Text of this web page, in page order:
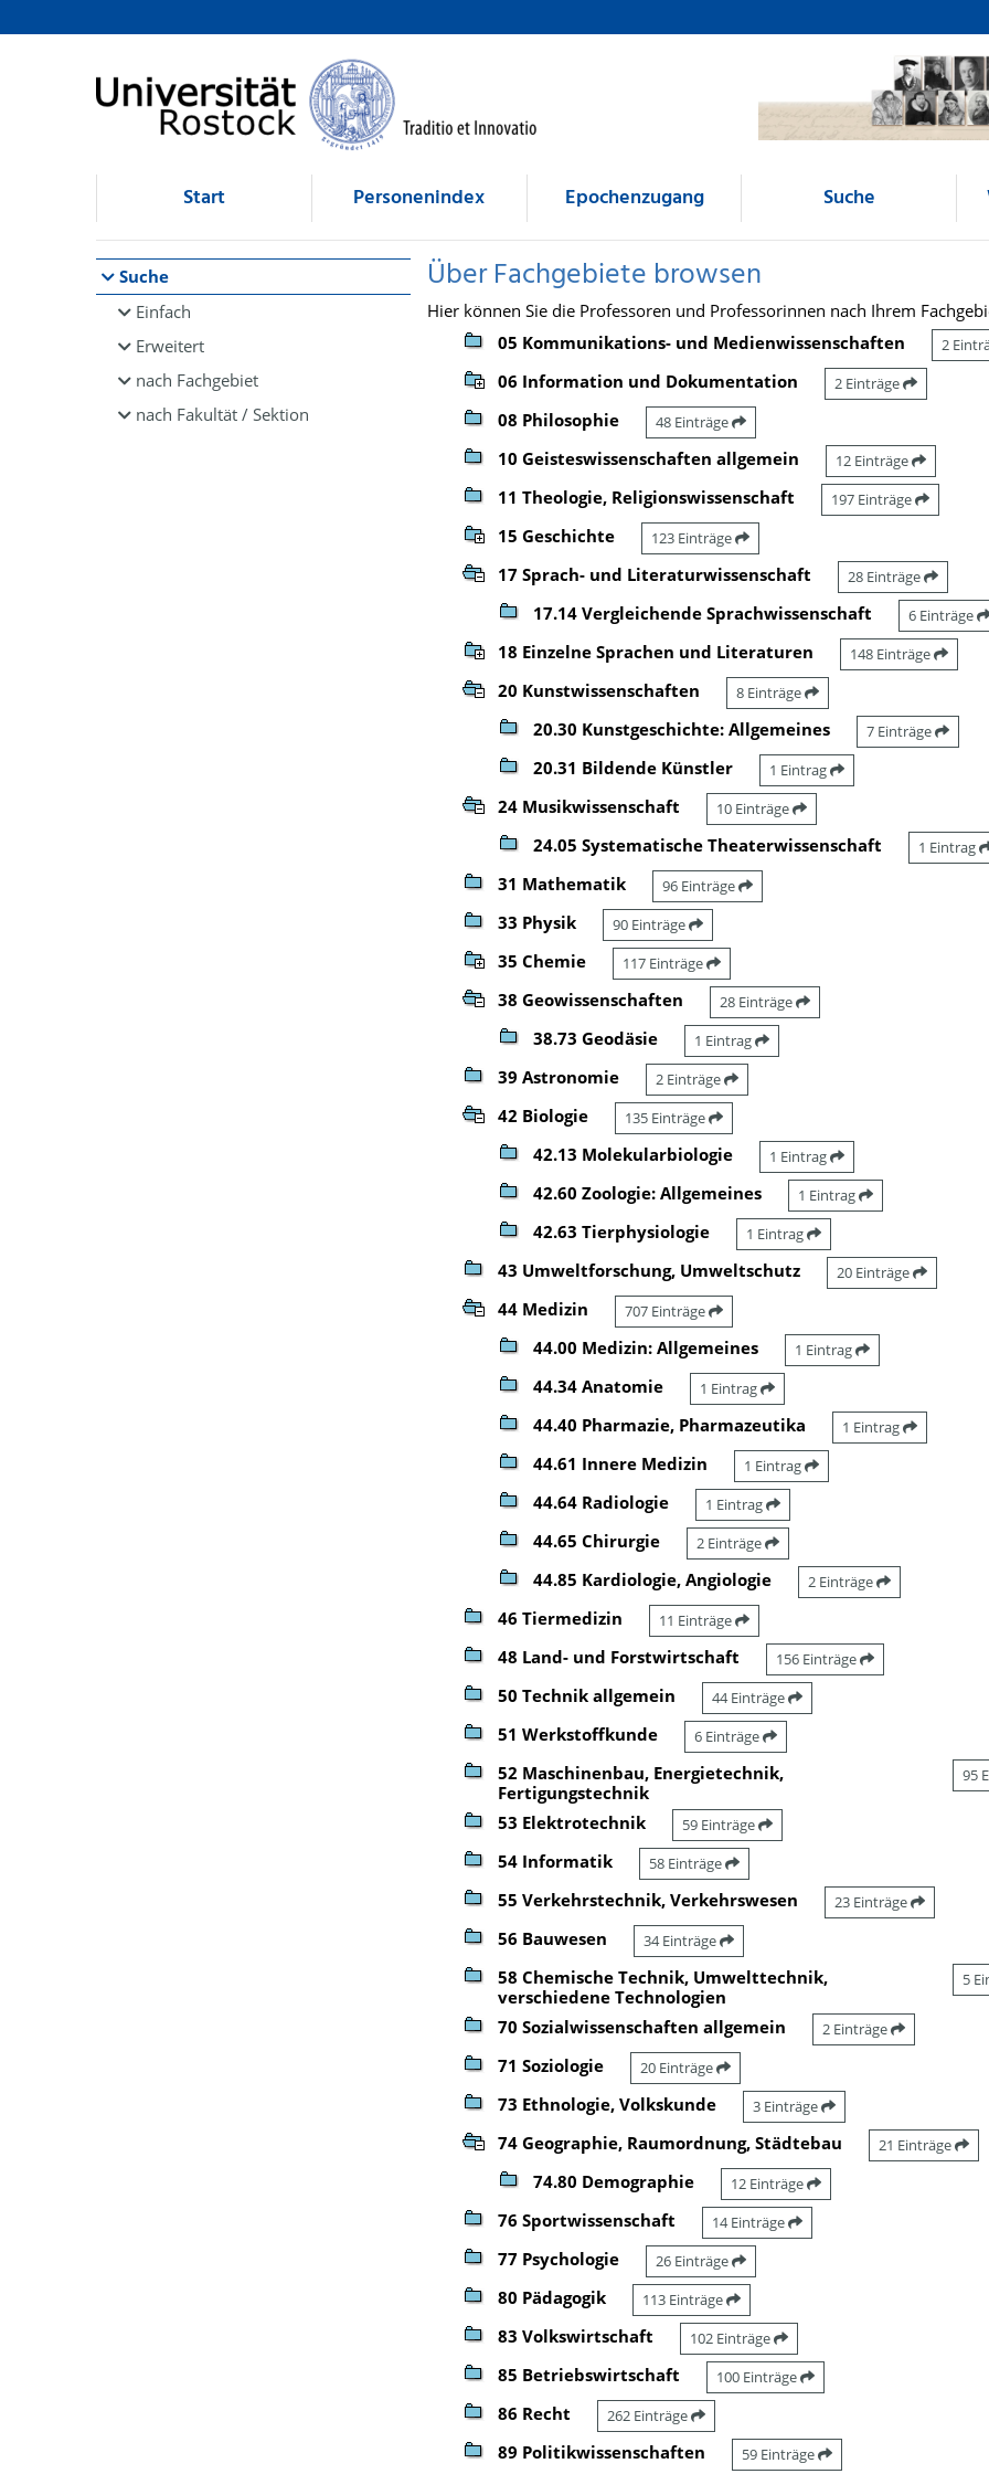
Browsen
direkt zum Inhalt
Start Personenindex Epochenzugang Suche
Suche
Einfach
Erweitert
nach Fachgebiet
nach Fakultät / Sektion
Über Fachgebiete browsen
Hier können Sie die Professoren und Professorinnen nach Ihrem
05 Kommunikations- und Medienwissenschaften
2
06 Information und Dokumentation 2 Einträge
08 Philosophie 48 Einträge
10 Geisteswissenschaften allgemein 12 Einträge
11 Theologie, Religionswissenschaft 197 Einträge
15 Geschichte 123 Einträge
17 Sprach- und Literaturwissenschaft 28 Einträge
17.14 Vergleichende Sprachwissenschaft 6 Einträge
18 Einzelne Sprachen und Literaturen 148 Einträge
20 Kunstwissenschaften 8 Einträge
20.30 Kunstgeschichte: Allgemeines 7 Einträge
20.31 Bildende Künstler 1 Eintrag
24 Musikwissenschaft 10 Einträge
24.05 Systematische Theaterwissenschaft 1 Eintrag
31 Mathematik 96 Einträge
33 Physik 90 Einträge
35 Chemie 117 Einträge
38 Geowissenschaften 28 Einträge
38.73 Geodäsie 1 Eintrag
39 Astronomie 2 Einträge
42 Biologie 135 Einträge
42.13 Molekularbiologie 1 Eintrag
42.60 Zoologie: Allgemeines 1 Eintrag
42.63 Tierphysiologie 1 Eintrag
43 Umweltforschung, Umweltschutz 20 Einträge
44 Medizin 707 Einträge
44.00 Medizin: Allgemeines 1 Eintrag
44.34 Anatomie 1 Eintrag
44.40 Pharmazie, Pharmazeutika 1 Eintrag
44.61 Innere Medizin 1 Eintrag
44.64 Radiologie 1 Eintrag
44.65 Chirurgie 2 Einträge
44.85 Kardiologie, Angiologie 2 Einträge
46 Tiermedizin 11 Einträge
48 Land- und Forstwirtschaft 156 Einträge
50 Technik allgemein 44 Einträge
51 Werkstoffkunde 6 Einträge
52 Maschinenbau, Energietechnik,
Fertigungstechnik
95
53 Elektrotechnik 59 Einträge
54 Informatik 58 Einträge
55 Verkehrstechnik, Verkehrswesen 23 Einträge
56 Bauwesen 34 Einträge
58 Chemische Technik, Umwelttechnik,
verschiedene Technologien
5
70 Sozialwissenschaften allgemein 2 Einträge
71 Soziologie 20 Einträge
73 Ethnologie, Volkskunde 3 Einträge
74 Geographie, Raumordnung, Städtebau 21 Einträge
74.80 Demographie 12 Einträge
76 Sportwissenschaft 14 Einträge
77 Psychologie 26 Einträge
80 Pädagogik 113 Einträge
83 Volkswirtschaft 102 Einträge
85 Betriebswirtschaft 100 Einträge
86 Recht 262 Einträge
89 Politikwissenschaften 59 Einträge